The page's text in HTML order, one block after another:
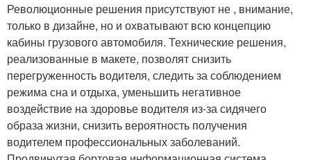
Революционные решения присутствуют не , внимание,
только в дизайне, но и охватывают всю концепцию
кабины грузового автомобиля. Технические решения,
реализованные в макете, позволят снизить
перегруженность водителя, следить за соблюдением
режима сна и отдыха, уменьшить негативное
воздействие на здоровье водителя из-за сидячего
образа жизни, снизить вероятность получения
водителем профессиональных заболеваний.